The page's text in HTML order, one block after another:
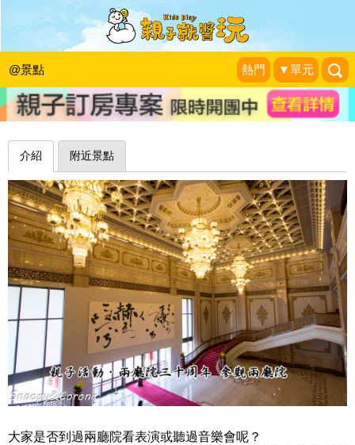
@景點 熱門 ▼單元
一探國家音樂廳、國家戲劇院裡的小秘
密～台北國家兩廳院
史努比遊樂園|2017-09-21
介紹 附近景點
大家是否到過兩廳院看表演或聽過音樂會呢？